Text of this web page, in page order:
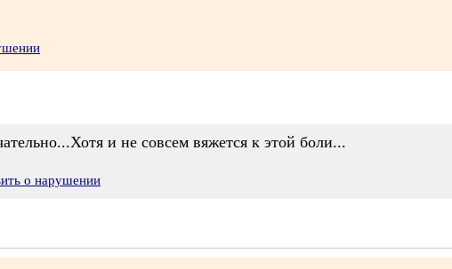
и не совсем вяжется к этой боли...
о нарушении